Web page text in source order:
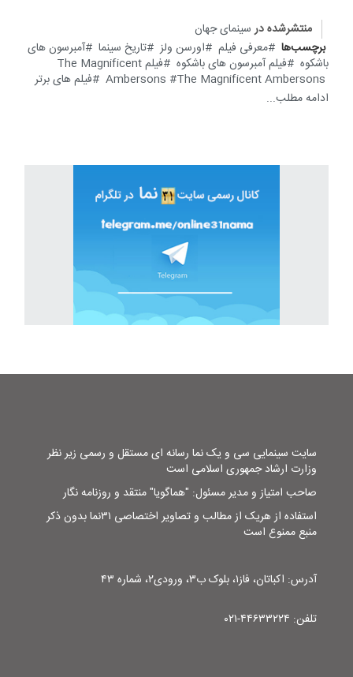
منتشرشده در سینمای جهان
برچسب‌ها
معرفی فیلم اورسن ولز تاریخ سینما
آمبرسون های
باشکوه
فیلم آمبرسون های باشکوه
فیلم The Magnificent
Ambersons
The Magnificent Ambersons
فیلم های برتر
ادامه مطلب...
سایت سینمایی سی و یک نما رسانه ای مستقل و رسمی زیر نظر
وزارت ارشاد جمهوری اسلامی است
صاحب امتیاز و مدیر مسئول: "هماگویا" منتقد و روزنامه نگار
استفاده از هریک از مطالب و تصاویر اختصاصی ۳۱نما بدون ذکر
منبع ممنوع است
آدرس: اکباتان، فاز۱، بلوک ب۳، ورودی۲، شماره ۴۳
تلفن: ۴۴۶۳۳۲۲۴-۰۲۱